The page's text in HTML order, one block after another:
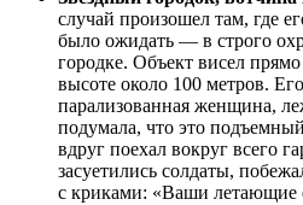
случай произошел там, где
было ожидать — в строго
городке. Объект висел
высоте около 100 метров.
парализованная женщина,
подумала, что это
вдруг поехал вокруг всего
засуетились солдаты,
с криками: «Ваши летающие